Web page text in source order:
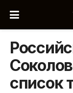
список